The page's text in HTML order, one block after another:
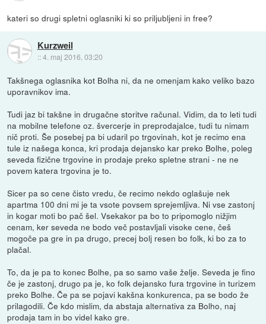
kateri so drugi spletni oglasniki ki so priljubljeni in free?
Kurzweil
::4. maj 2016, 03:20
Takšnega oglasnika kot Bolha ni, da ne omenjam kako veliko bazo
uporavnikov ima.
Tudi jaz bi takšne in drugačne storitve računal. Vidim, da to leti tudi
na mobilne telefone oz. švercerje in preprodajalce, tudi tu nimam
nič proti. Še posebej pa bi udaril po trgovinah, kot je recimo ena
tule iz našega konca, kri prodaja dejansko kar preko Bolhe, poleg
seveda fizične trgovine in prodaje preko spletne strani - ne ne
povem katera trgovina je to.
Sicer pa so cene čisto vredu, če recimo nekdo oglašuje nek
apartma 100 dni mi je ta vsote povsem sprejemljiva. Ni vse zastonj
in kogar moti bo pač šel. Vsekakor pa bo to pripomoglo nižjim
cenam, ker seveda ne bodo več postavljali visoke cene, češ
mogoče pa gre in pa drugo, precej bolj resen bo folk, ki bo za to
plačal.
To, da je pa to konec Bolhe, pa so samo vaše želje. Seveda je fino
če je zastonj, drugo pa je, ko folk dejansko fura trgovine in turizem
preko Bolhe. Če pa se pojavi kakšna konkurenca, pa se bodo že
prilagodili. Če kdo mislim, da abstaja alternativa za Bolho, naj
prodaja tam in bo videl kako gre.